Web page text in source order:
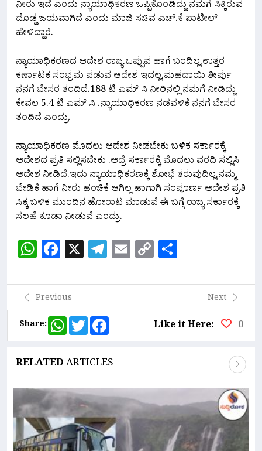
ನೀರು ಇದೆ ಎಂದು ನ್ಯಾಯಾಧಿಕರಣ ಒಪ್ಪಿಕೊಂಡಿದ್ದು ನಮಗೆ ಸಿಕ್ಕಿರುವ
ದೊಡ್ಡ ಜಯವಾಗಿದೆ ಎಂದು ಮಾಜಿ ಸಚಿವ‌ ಎಚ್.ಕೆ ಪಾಟೀಲ್
ಹೇಳಿದ್ದಾರೆ.
ನ್ಯಾಯಾಧಿಕರಣದ ಆದೇಶ ರಾಜ್ಯ ಒಪ್ಪುವ ಹಾಗೆ ಬಂದಿಲ್ಲ,ಉತ್ತರ
ಕರ್ಣಾಟಕ ಸಂಭ್ರಮ ಪಡುವ ಆದೇಶ ಇದಲ್ಲ.ಮಹದಾಯಿ ತೀರ್ಪು
ನನಗೆ ಬೇಸರ ತಂದಿದೆ.188 ಟಿ ಎಮ್ ಸಿ ನೀರಿನಲ್ಲಿ ನಮಗೆ ನೀಡಿದ್ದು
ಕೇವಲ 5.4 ಟಿ ಎಮ್ ಸಿ .ನ್ಯಾಯಾಧಿಕರಣ ನಡವಳಿಕೆ ನನಗೆ ಬೇಸರ
ತಂದಿದೆ ಎಂದ್ರು.
ನ್ಯಾಯಾಧಿಕರಣ ಮೊದಲು ಆದೇಶ ನೀಡಬೇಕು ಬಳಿಕ ಸರ್ಕಾರಕ್ಕೆ
ಆದೇಶದ ಪ್ರತಿ ಸಲ್ಲಿಸಬೇಕು .ಆದ್ರೆ ಸರ್ಕಾರಕ್ಕೆ ಮೊದಲು ವರದಿ ಸಲ್ಲಿಸಿ
ಆದೇಶ ನೀಡಿದೆ.ಇದು ನ್ಯಾಯಾಧಿಕರಣಕ್ಕೆ ಶೋಭೆ ತರುವುದಿಲ್ಲ.ನಮ್ಮ
ಬೇಡಿಕೆ ಹಾಗೆ ನೀರು ಹಂಚಿಕೆ ಆಗಿಲ್ಲ ಹಾಗಾಗಿ ಸಂಪೂರ್ಣ ಆದೇಶ ಪ್ರತಿ
ಸಿಕ್ಕ ಬಳಿಕ ಮುಂದಿನ ಹೋರಾಟ ಮಾಡುವೆ ಈ ಬಗ್ಗೆ ರಾಜ್ಯ ಸರ್ಕಾರಕ್ಕೆ
ಸಲಹೆ ಕೂಡಾ ನೀಡುವೆ ಎಂದ್ರು.
WhatsApp
Facebook
X Telegram
Email
Copy
Link
Previous
Next
Share:
WhatsApp
Twitter Like it Here: 0
RELATEDARTICLES